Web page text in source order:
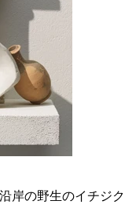
岸の野生のイチジク